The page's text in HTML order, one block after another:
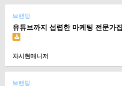
브랜딩
유튜브까지 섭렵한 마케팅 전문가
차시현매니저
브랜딩